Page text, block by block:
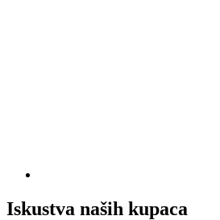
Iskustva naših kupaca